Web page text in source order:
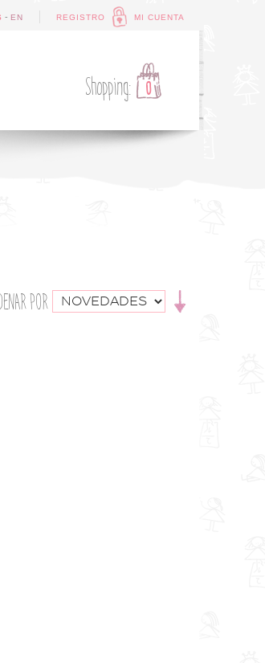
REGISTRO MI CUENTA
- EN
Shopping: 0
POR